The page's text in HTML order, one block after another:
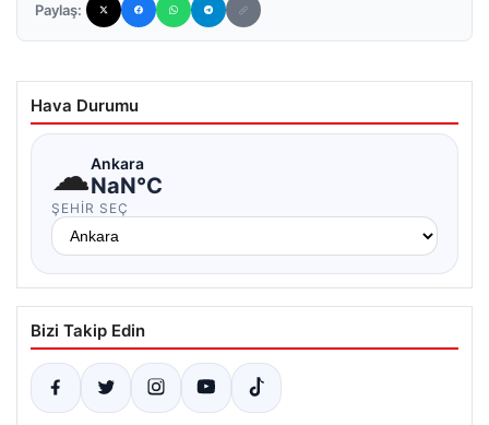
Paylaş:
Hava Durumu
☁Ankara
NaN°C
ŞEHIR SEÇ
Bizi Takip Edin